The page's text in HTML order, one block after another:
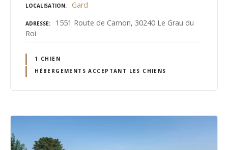
LOCALISATION Gard
ADRESSE
1551 Route de Carnon, 30240 Le Grau du
Roi
1 CHIEN
HÉBERGEMENTS ACCEPTANT LES CHIENS